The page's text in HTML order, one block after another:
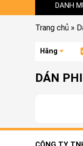
DANH
Trang chủ »
Hãng
DÁN